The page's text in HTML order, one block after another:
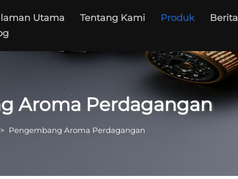
Utama Tentang Kami Produk Berita
Aroma Perdagangan
> Pengembang Aroma Perdagangan